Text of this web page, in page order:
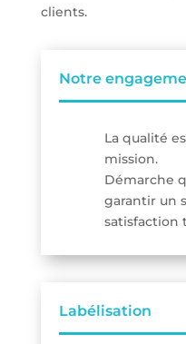
clients.
Notre
La qualité
mission.
Démarche
garantir un
satisfaction
Labélisation